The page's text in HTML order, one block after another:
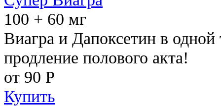
100 + 60 мг
Виагра и Дапоксетин в одной
продление полового акта!
от 90 Р
Купить